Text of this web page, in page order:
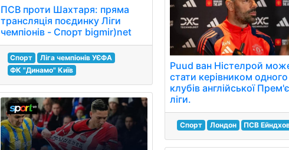
ПСВ проти Шахтаря: пряма
трансляція поєдинку Ліги
чемпіонів - Спорт bigmir)net
Спорт
Ліга чемпіонів УЄФА
ФК "Динамо" Київ
Рuud ван Ністелрой
стати керівником
клубів англійської
ліги.
Спорт Лондон ПСВ